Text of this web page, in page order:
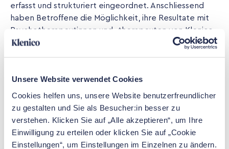
Unsere Website verwendet Cookies
Cookies helfen uns, unsere Website benutzerfreundlicher
zu gestalten und Sie als Besucher:in besser zu
verstehen. Klicken Sie auf „Alle akzeptieren“, um Ihre
Einwilligung zu erteilen oder klicken Sie auf „Cookie
Einstellungen“, um Einstellungen im Einzelnen zu ändern.
erfasst und strukturiert eingeordnet. Anschliessend
haben Betroffene die Möglichkeit, ihre Resultate mit
Psychotherapeutinnen und -therapeuten von Klenico
zu besprechen. Ergibt diese Ersteinschätzung den
Health Checks von Klenico können einfach über die
Medgate App hochgeladen und es kann ein Termin mit
dem Ärzteteam gebucht werden. Falls für die weitere
Behandlung eine Psychotherapie erforderlich ist, kann
die Ärztin oder der Arzt von Medgate eine Verordnung
ausstellen und eine geeignete Fachperson empfehlen.